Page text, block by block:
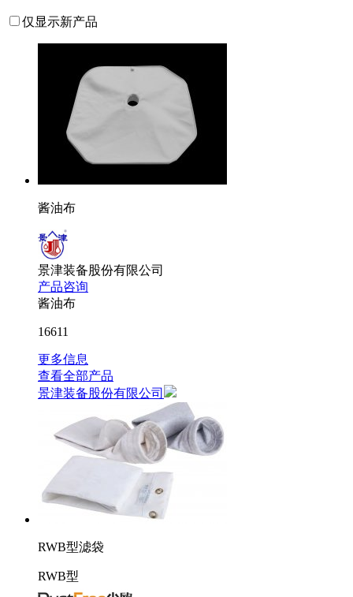
仅显示新产品
酱油布
景津装备股份有限公司
产品咨询
酱油布
16611
更多信息
查看全部产品
景津装备股份有限公司
RWB型滤袋
RWB型